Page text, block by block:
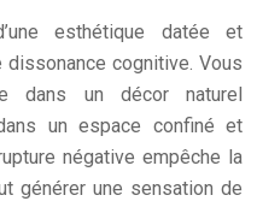
esthétique datée et
dissonance cognitive. Vous
dans un décor naturel
un espace confiné et
négative empêche la
générer une sensation de